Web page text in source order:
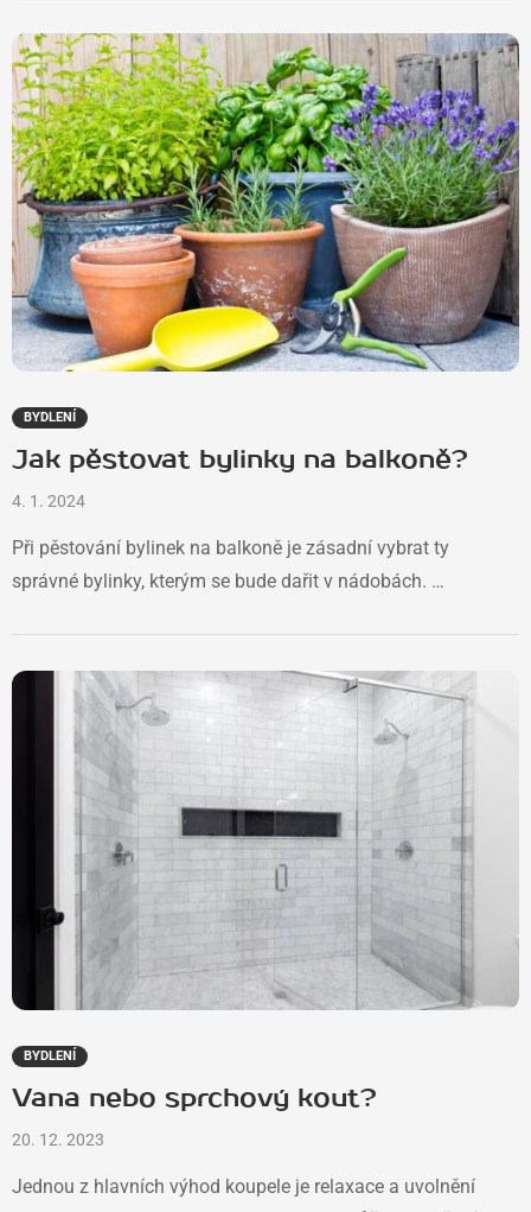
BYDLENÍ
Jak pěstovat bylinky na balkoně?
4. 1. 2024
Při pěstování bylinek na balkoně je zásadní vybrat ty
správné bylinky, kterým se bude dařit v nádobách. …
BYDLENÍ
Vana nebo sprchový kout?
20. 12. 2023
Jednou z hlavních výhod koupele je relaxace a uvolnění